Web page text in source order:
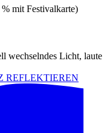
mit Festivalkarte)
wechselndes Licht, laute
REFLEKTIEREN